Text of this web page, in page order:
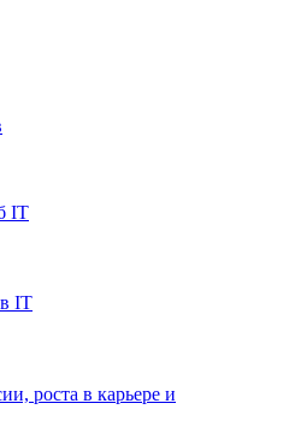
IT
IT
роста в карьере и